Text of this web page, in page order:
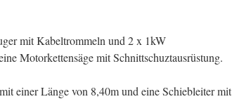
mit Kabeltrommeln und 2 x 1kW
Motorkettensäge mit Schnittschuztausrüstung.
einer Länge von 8,40m und eine Schiebleiter mit